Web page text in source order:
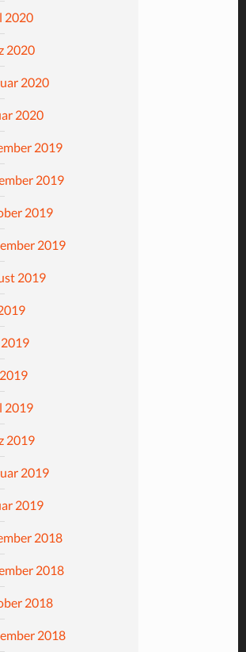
2020
2020
2020
2020
2019
2019
2019
2019
2019
2019
2019
2019
2019
2018
2018
2018
2018